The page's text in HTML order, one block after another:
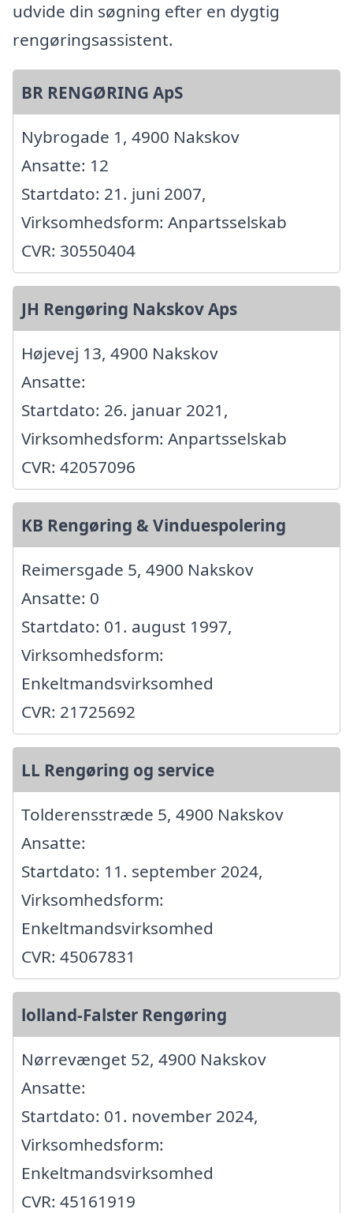
udvide din søgning efter en dygtig
rengøringsassistent.
BR RENGØRING ApS
Nybrogade 1, 4900 Nakskov
Ansatte: 12
Startdato: 21. juni 2007,
Virksomhedsform: Anpartsselskab
CVR: 30550404
JH Rengøring Nakskov Aps
Højevej 13, 4900 Nakskov
Ansatte:
Startdato: 26. januar 2021,
Virksomhedsform: Anpartsselskab
CVR: 42057096
KB Rengøring & Vinduespolering
Reimersgade 5, 4900 Nakskov
Ansatte: 0
Startdato: 01. august 1997,
Virksomhedsform:
Enkeltmandsvirksomhed
CVR: 21725692
LL Rengøring og service
Tolderensstræde 5, 4900 Nakskov
Ansatte:
Startdato: 11. september 2024,
Virksomhedsform:
Enkeltmandsvirksomhed
CVR: 45067831
lolland-Falster Rengøring
Nørrevænget 52, 4900 Nakskov
Ansatte:
Startdato: 01. november 2024,
Virksomhedsform:
Enkeltmandsvirksomhed
CVR: 45161919